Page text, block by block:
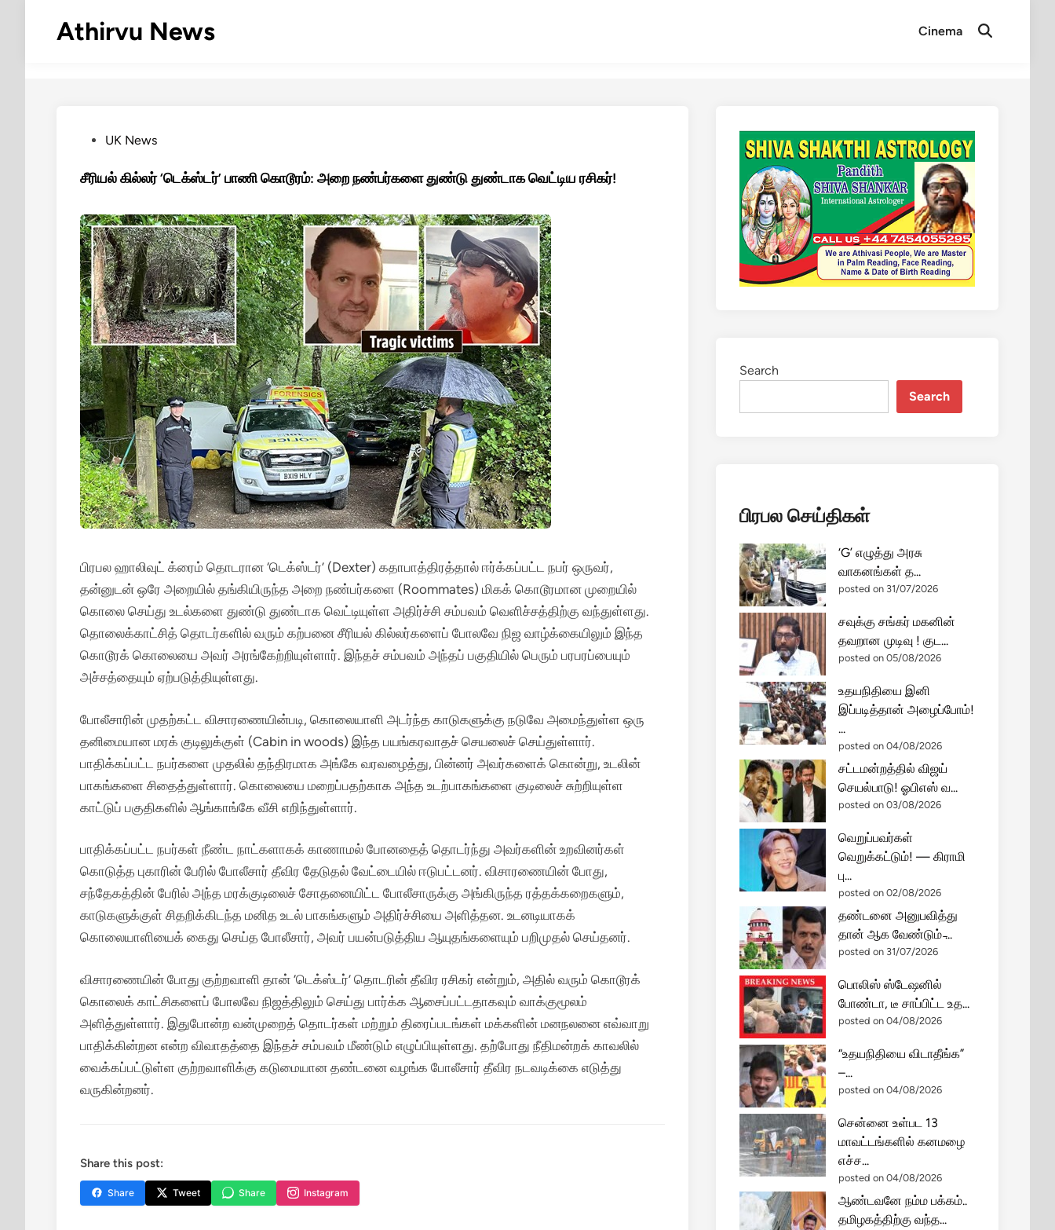
Athirvu News Cinema
Open
PostedUK News
சீரியல் கில்லர் ‘டெக்ஸ்டர்’ பாணி கொடூரம்: அறை நண்பர்களை துண்டு துண்டாக வெட்டிய ரசிகர்!
பிரபல ஹாலிவுட் க்ரைம் தொடரான ‘டெக்ஸ்டர்’ (Dexter) கதாபாத்திரத்தால் ஈர்க்கப்பட்ட நபர் ஒருவர்,
தன்னுடன் ஒரே அறையில் தங்கியிருந்த அறை நண்பர்களை (Roommates) மிகக் கொடூரமான முறையில்
கொலை செய்து உடல்களை துண்டு துண்டாக வெட்டியுள்ள அதிர்ச்சி சம்பவம் வெளிச்சத்திற்கு வந்துள்ளது.
தொலைக்காட்சித் தொடர்களில் வரும் கற்பனை சீரியல் கில்லர்களைப் போலவே நிஜ வாழ்க்கையிலும் இந்த
கொடூரக் கொலையை அவர் அரங்கேற்றியுள்ளார். இந்தச் சம்பவம் அந்தப் பகுதியில் பெரும் பரபரப்பையும்
அச்சத்தையும் ஏற்படுத்தியுள்ளது.
போலீசாரின் முதற்கட்ட விசாரணையின்படி, கொலையாளி அடர்ந்த காடுகளுக்கு நடுவே அமைந்துள்ள ஒரு
தனிமையான மரக் குடிலுக்குள் (Cabin in woods) இந்த பயங்கரவாதச் செயலைச் செய்துள்ளார்.
பாதிக்கப்பட்ட நபர்களை முதலில் தந்திரமாக அங்கே வரவழைத்து, பின்னர் அவர்களைக் கொன்று, உடலின்
பாகங்களை சிதைத்துள்ளார். கொலையை மறைப்பதற்காக அந்த உடற்பாகங்களை குடிலைச் சுற்றியுள்ள
காட்டுப் பகுதிகளில் ஆங்காங்கே வீசி எறிந்துள்ளார்.
பாதிக்கப்பட்ட நபர்கள் நீண்ட நாட்களாகக் காணாமல் போனதைத் தொடர்ந்து அவர்களின் உறவினர்கள்
கொடுத்த புகாரின் பேரில் போலீசார் தீவிர தேடுதல் வேட்டையில் ஈடுபட்டனர். விசாரணையின் போது,
சந்தேகத்தின் பேரில் அந்த மரக்குடிலைச் சோதனையிட்ட போலீசாருக்கு அங்கிருந்த ரத்தக்கறைகளும்,
காடுகளுக்குள் சிதறிக்கிடந்த மனித உடல் பாகங்களும் அதிர்ச்சியை அளித்தன. உடனடியாகக்
கொலையாளியைக் கைது செய்த போலீசார், அவர் பயன்படுத்திய ஆயுதங்களையும் பறிமுதல் செய்தனர்.
விசாரணையின் போது குற்றவாளி தான் ‘டெக்ஸ்டர்’ தொடரின் தீவிர ரசிகர் என்றும், அதில் வரும் கொடூரக்
கொலைக் காட்சிகளைப் போலவே நிஜத்திலும் செய்து பார்க்க ஆசைப்பட்டதாகவும் வாக்குமூலம்
அளித்துள்ளார். இதுபோன்ற வன்முறைத் தொடர்கள் மற்றும் திரைப்படங்கள் மக்களின் மனநலனை எவ்வாறு
பாதிக்கின்றன என்ற விவாதத்தை இந்தச் சம்பவம் மீண்டும் எழுப்பியுள்ளது. தற்போது நீதிமன்றக் காவலில்
வைக்கப்பட்டுள்ள குற்றவாளிக்கு கடுமையான தண்டனை வழங்க போலீசார் தீவிர நடவடிக்கை எடுத்து
வருகின்றனர்.
Share this post:
Share Tweet Share Instagram
Search
Search
பிரபல செய்திகள்
‘G’ எழுத்து அரசு
வாகனங்கள் த...
posted on 31/07/2026
சவுக்கு சங்கர் மகனின்
தவறான முடிவு ! குட...
posted on 05/08/2026
உதயநிதியை இனி
இப்படித்தான் அழைப்போம்!
...
posted on 04/08/2026
சட்டமன்றத்தில் விஜய்
செயல்பாடு! ஓபிஎஸ் வ...
posted on 03/08/2026
வெறுப்பவர்கள்
வெறுக்கட்டும்! — கிராமி
பு...
posted on 02/08/2026
தண்டனை அனுபவித்து
தான் ஆக வேண்டும் ̵...
posted on 31/07/2026
பொலிஸ் ஸ்டேஷனில்
போண்டா, டீ சாப்பிட்ட உத...
posted on 04/08/2026
“உதயநிதியை விடாதீங்க”
–...
posted on 04/08/2026
சென்னை உள்பட 13
மாவட்டங்களில் கனமழை
எச்ச...
posted on 04/08/2026
ஆண்டவனே நம்ம பக்கம்..
தமிழகத்திற்கு வந்த...